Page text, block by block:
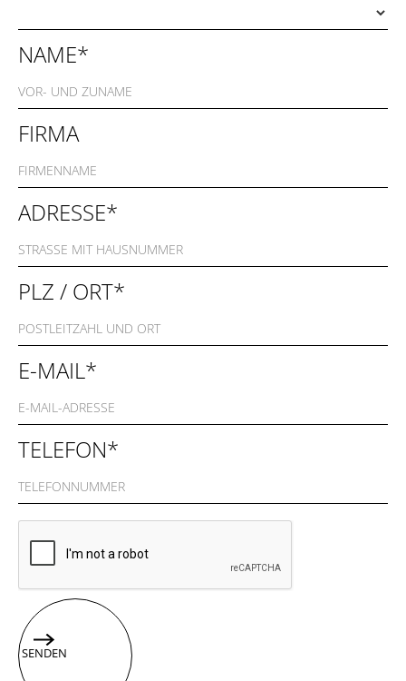
NAME*
FIRMA
ADRESSE*
PLZ / ORT*
E-MAIL*
TELEFON*
SENDEN